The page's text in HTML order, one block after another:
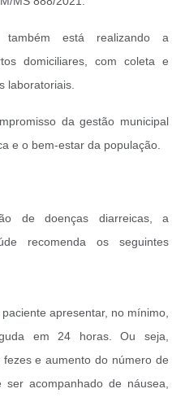
também está realizando a
domiciliares, com coleta e
laboratoriais.
da gestão municipal
e o bem-estar da população.
de doenças diarreicas, a
recomenda os seguintes
apresentar, no mínimo,
em 24 horas. Ou seja,
e aumento do número de
acompanhado de náusea,